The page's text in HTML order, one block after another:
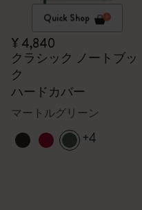
Quick Shop
¥ 4,840
クラシック ノートブッ
ク
ハードカバー
マートルグリーン
+4